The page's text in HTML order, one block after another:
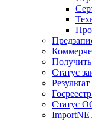
Получить
Статус
Статус